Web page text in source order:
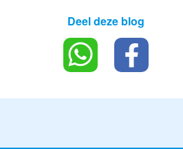
Deel deze blog